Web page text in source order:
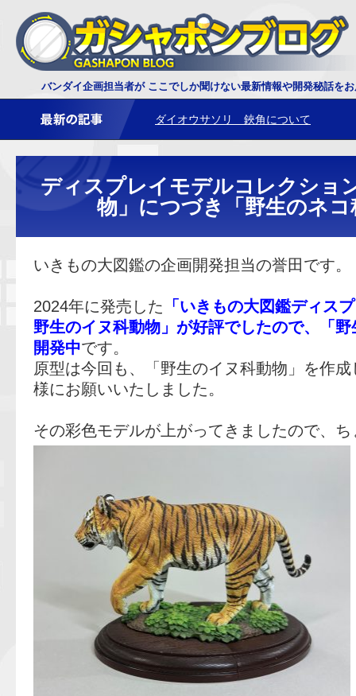
バンダイ企画担当者が ここでしか聞けない最新情報や開発秘話を
ダイオウサソリ 鋏角について
レプティクス恐竜 トリケラトプスの
ディスプレイモデルコレクシ
物」につづき「野生のネコ
いきもの大図鑑の企画開発担当の誉田です。
2024年に発売した 「いきもの大図鑑ディ
野生のイヌ科動物」が好評でしたので、「
開発中です。
原型は今回も、「野生のイヌ科動物」を作
様にお願いいたしました。
その彩色モデルが上がってきましたので、